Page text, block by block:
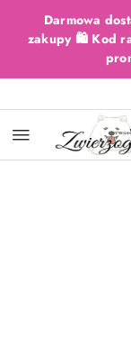
Przejdź do
Przejdź do
Przejdź do
Przejdź do
Przejdź do
Przejdź do
Darmowa
zakupy 🛍️ Kod